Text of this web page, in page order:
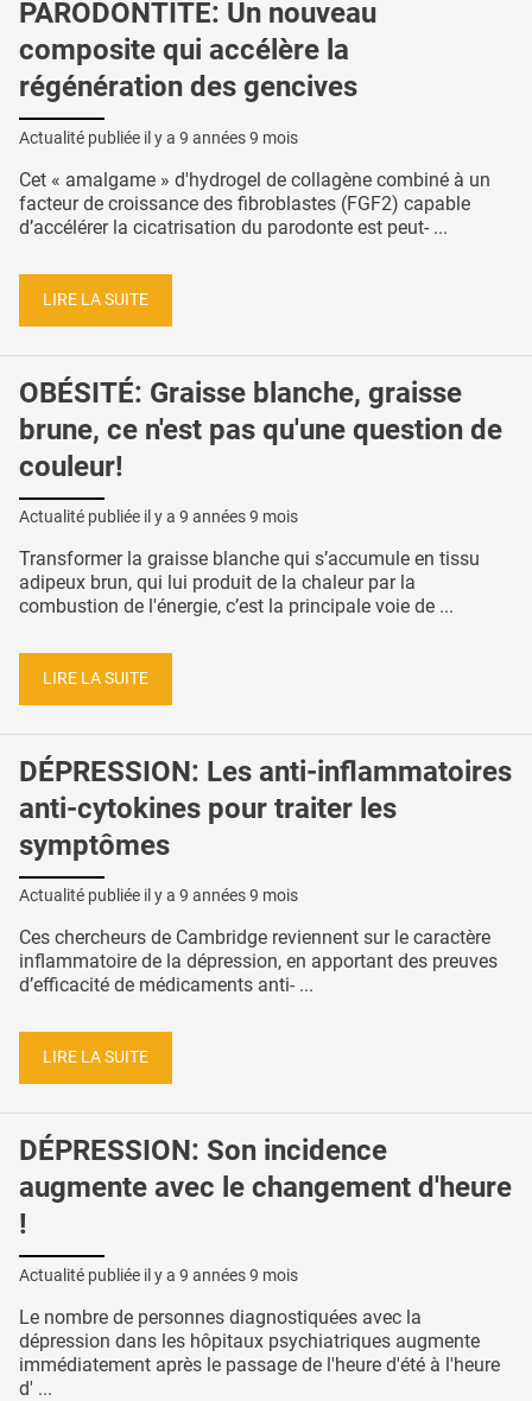
PARODONTITE: Un nouveau
composite qui accélère la
régénération des gencives
Actualité publiée il y a 9 années 9 mois
Cet « amalgame » d'hydrogel de collagène combiné à un
facteur de croissance des fibroblastes (FGF2) capable
d’accélérer la cicatrisation du parodonte est peut- ...
LIRE LA SUITE
OBÉSITÉ: Graisse blanche, graisse
brune, ce n'est pas qu'une question de
couleur!
Actualité publiée il y a 9 années 9 mois
Transformer la graisse blanche qui s’accumule en tissu
adipeux brun, qui lui produit de la chaleur par la
combustion de l'énergie, c’est la principale voie de ...
LIRE LA SUITE
DÉPRESSION: Les anti-inflammatoires
anti-cytokines pour traiter les
symptômes
Actualité publiée il y a 9 années 9 mois
Ces chercheurs de Cambridge reviennent sur le caractère
inflammatoire de la dépression, en apportant des preuves
d’efficacité de médicaments anti- ...
LIRE LA SUITE
DÉPRESSION: Son incidence
augmente avec le changement d'heure
!
Actualité publiée il y a 9 années 9 mois
Le nombre de personnes diagnostiquées avec la
dépression dans les hôpitaux psychiatriques augmente
immédiatement après le passage de l'heure d'été à l'heure
d' ...